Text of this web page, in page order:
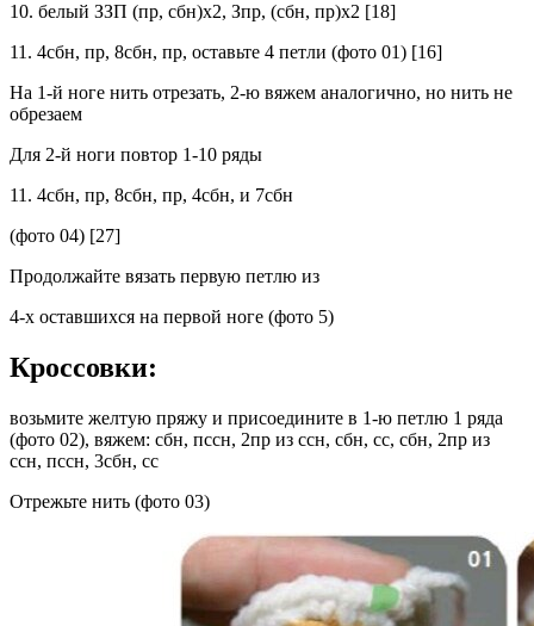
10. белый ЗЗП (пр, сбн)х2, Зпр, (сбн, пр)х2 [18]
11. 4сбн, пр, 8сбн, пр, оставьте 4 петли (фото 01) [16]
На 1-й ноге нить отрезать, 2-ю вяжем аналогично, но нить не
обрезаем
Для 2-й ноги повтор 1-10 ряды
11. 4сбн, пр, 8сбн, пр, 4сбн, и 7сбн
(фото 04) [27]
Продолжайте вязать первую петлю из
4-х оставшихся на первой ноге (фото 5)
Кроссовки:
возьмите желтую пряжу и присоедините в 1-ю петлю 1 ряда
(фото 02), вяжем: сбн, пссн, 2пр из ссн, сбн, сс, сбн, 2пр из
ссн, пссн, 3сбн, сс
Отрежьте нить (фото 03)